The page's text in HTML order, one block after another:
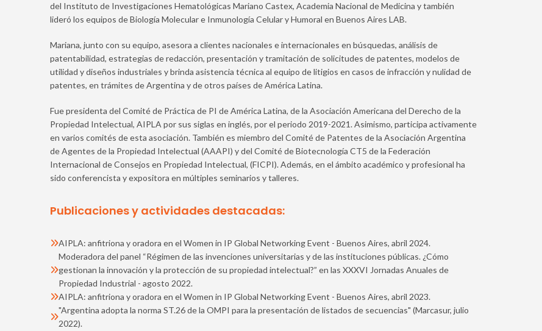
del Instituto de Investigaciones Hematológicas Mariano Castex, Academia Nacional de Medicina y también
lideró los equipos de Biología Molecular e Inmunología Celular y Humoral en Buenos Aires LAB.
Mariana, junto con su equipo, asesora a clientes nacionales e internacionales en búsquedas, análisis de
patentabilidad, estrategias de redacción, presentación y tramitación de solicitudes de patentes, modelos de
utilidad y diseños industriales y brinda asistencia técnica al equipo de litigios en casos de infracción y nulidad de
patentes, en trámites de Argentina y de otros países de América Latina.
Fue presidenta del Comité de Práctica de PI de América Latina, de la Asociación Americana del Derecho de la
Propiedad Intelectual, AIPLA por sus siglas en inglés, por el periodo 2019-2021. Asimismo, participa activamente
en varios comités de esta asociación. También es miembro del Comité de Patentes de la Asociación Argentina
de Agentes de la Propiedad Intelectual (AAAPI) y del Comité de Biotecnología CT5 de la Federación
Internacional de Consejos en Propiedad Intelectual, (FICPI). Además, en el ámbito académico y profesional ha
sido conferencista y expositora en múltiples seminarios y talleres.
Publicaciones y actividades destacadas:
AIPLA: anfitriona y oradora en el Women in IP Global Networking Event - Buenos Aires, abril 2024.
Moderadora del panel “Régimen de las invenciones universitarias y de las instituciones públicas. ¿Cómo
gestionan la innovación y la protección de su propiedad intelectual?” en las XXXVI Jornadas Anuales de
Propiedad Industrial - agosto 2022.
AIPLA: anfitriona y oradora en el Women in IP Global Networking Event - Buenos Aires, abril 2023.
"Argentina adopta la norma ST.26 de la OMPI para la presentación de listados de secuencias" (Marcasur, julio
2022).